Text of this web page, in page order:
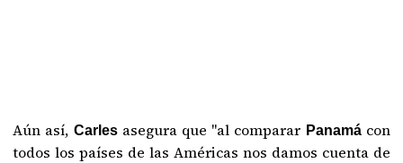
Aún así, Carlesasegura que "al comparar Panamácon
todos los países de las Américas nos damos cuenta de